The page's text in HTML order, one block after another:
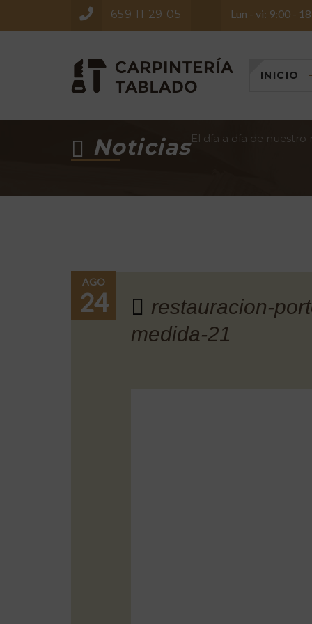
659 11 29 05 Lun - vi: 9:00 -
INICIO
NoticiasEl día a día de nuestro
AGO
24
restauracion-
medida-21